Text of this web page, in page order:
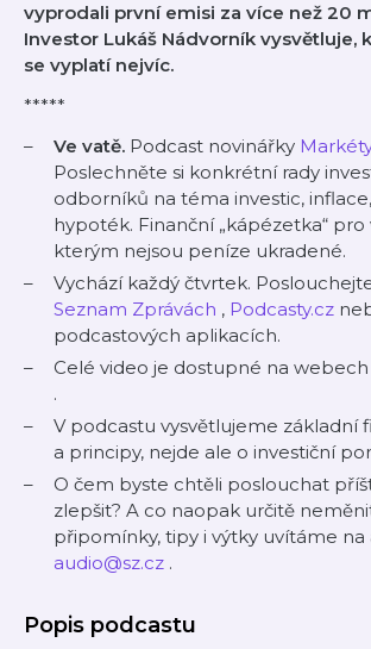
vyprodali první emisi za více než 20
Investor Lukáš Nádvorník vysvětluje,
se vyplatí nejvíc.
*****
Ve vatě. Podcast novinářky
Poslechněte si konkrétní rady
odborníků na téma investic,
hypoték. Finanční „kápézetka“ pro
kterým nejsou peníze ukradené.
Vychází každý čtvrtek.
Seznam Zprávách , Podcasty.cz
podcastových aplikacích.
Celé video je dostupné na webech
.
V podcastu vysvětlujeme základní
a principy, nejde ale o investiční
O čem byste chtěli poslouchat
zlepšit? A co naopak určitě
připomínky, tipy i výtky uvítáme na
audio@sz.cz .
Popis podcastu